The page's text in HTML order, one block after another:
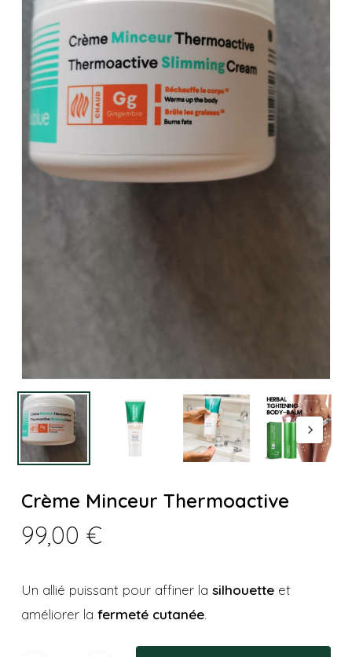
Crème Minceur Thermoactive
99,00 €
Un allié puissant pour affiner la silhouetteet
améliorer la fermeté cutanée.